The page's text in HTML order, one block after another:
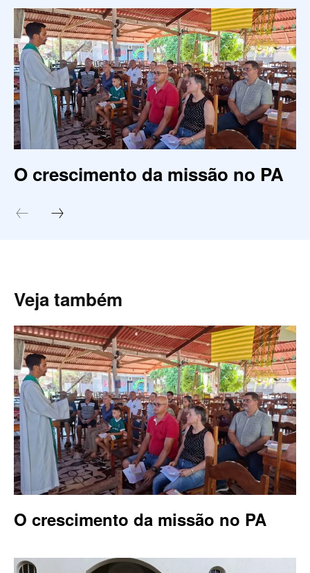
O crescimento da missão no PA
Veja também
O crescimento da missão no PA